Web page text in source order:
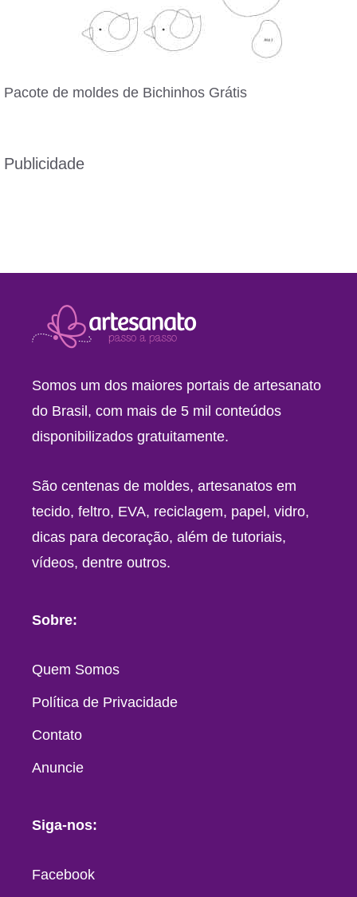
Pacote de moldes de Bichinhos Grátis
Publicidade
Somos um dos maiores portais de artesanato
do Brasil, com mais de 5 mil conteúdos
disponibilizados gratuitamente.
São centenas de moldes, artesanatos em
tecido, feltro, EVA, reciclagem, papel, vidro,
dicas para decoração, além de tutoriais,
vídeos, dentre outros.
Sobre:
Quem Somos
Política de Privacidade
Contato
Anuncie
Siga-nos:
Facebook